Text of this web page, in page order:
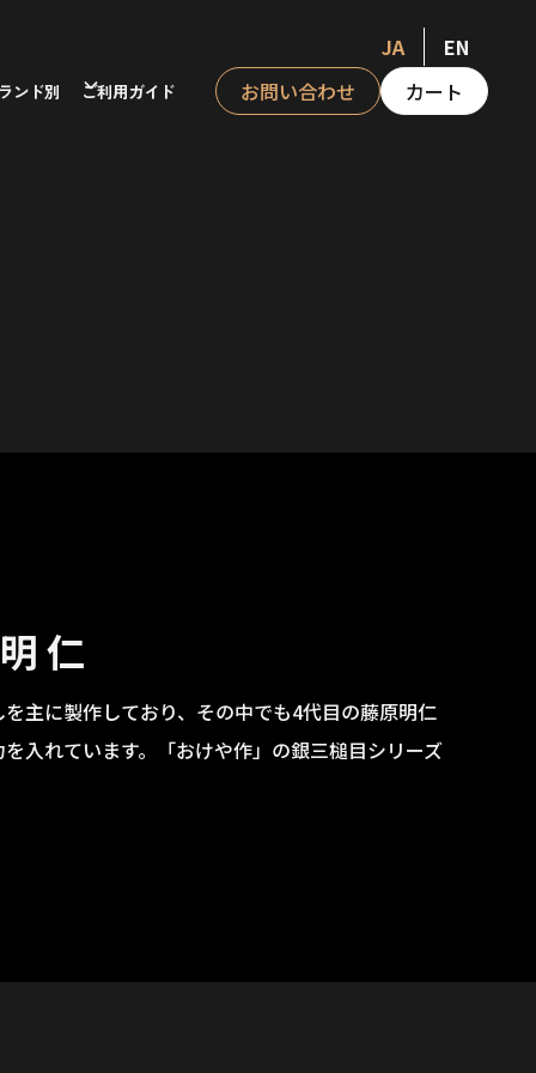
JA EN
ンド別 ご利用ガイド お問い合わせ カート
仁
主に製作しており、その中でも4代目の藤原明仁
入れています。「おけや作」の銀三槌目シリーズ